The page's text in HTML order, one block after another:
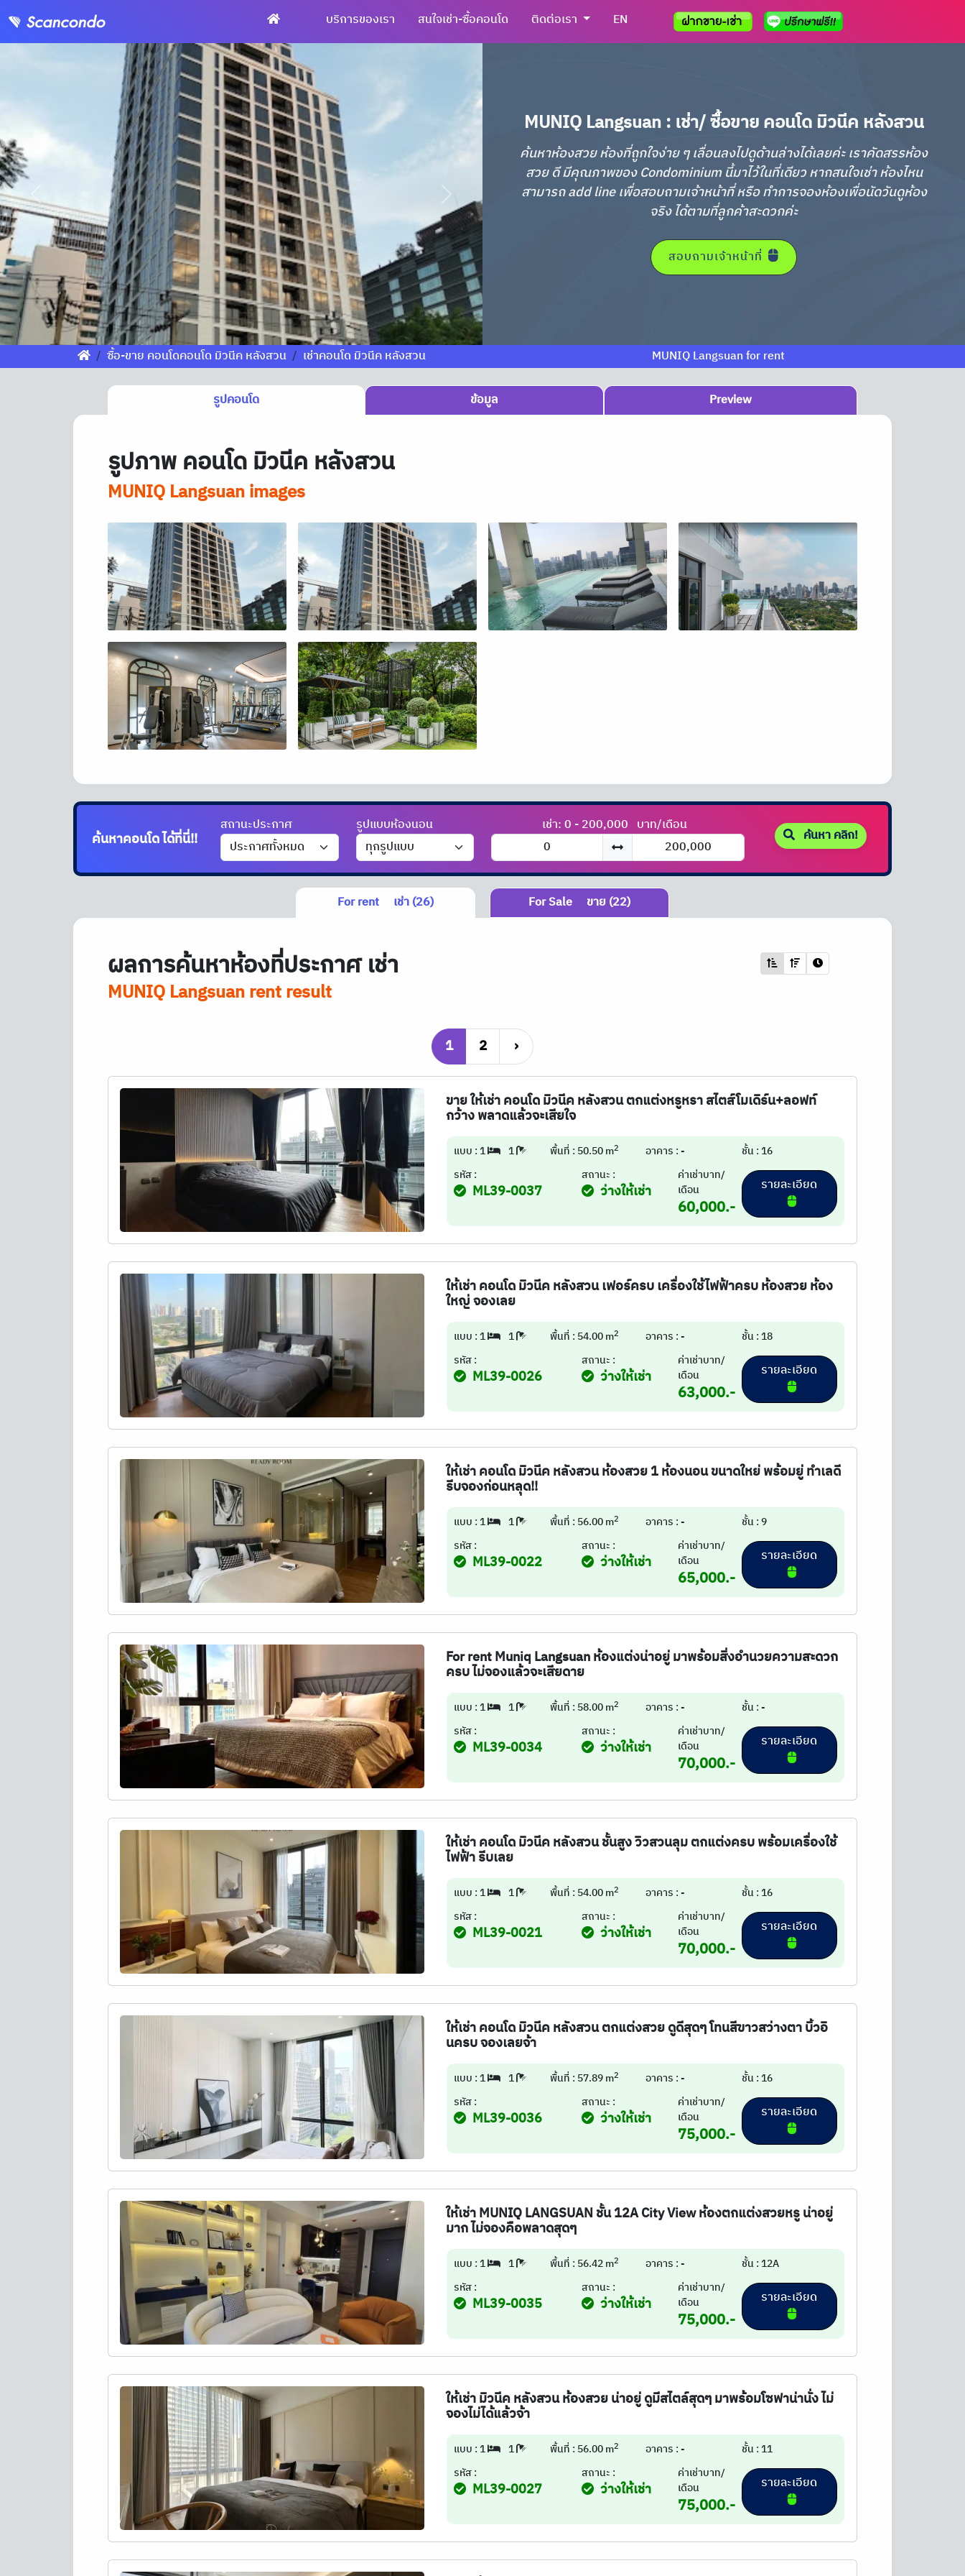
บริการของเรา สนใจเช่า-ซื้อคอนโด ติดต่อเรา EN
MUNIQ Langsuan : เช่า/ ซื้อขาย คอนโด มิวนีค หลังสวน
ค้นหาห้องสวย ห้องที่ถูกใจง่าย ๆ เลื่อนลงไปดูด้านล่างได้เลยค่ะ เราคัดสรรห้อง
สวย ดี มีคุณภาพของ Condominium นี้มาไว้ในที่เดียว หากสนใจเช่า ห้องไหน
สามารถ add line เพื่อสอบถามเจ้าหน้าที่ หรือ ทำการจองห้องเพื่อนัดวันดูห้อง
จริง ได้ตามที่ลูกค้าสะดวกค่ะ
สอบถามเจ้าหน้าที่
ซื้อ-ขาย คอนโดคอนโด มิวนีค หลังสวน เช่าคอนโด มิวนีค หลังสวน MUNIQ Langsuan for rent
รูปคอนโด ข้อมูล Preview
รูปภาพ คอนโด มิวนีค หลังสวน
MUNIQ Langsuan images
ค้นหาคอนโดได้ที่นี่!!
สถานะประกาศ รูปแบบห้องนอน เช่า: 0 - 200,000 บาท/เดือน
ค้นหา คลิก!
For rent เช่า (26) For Sale ขาย (22)
ผลการค้นหาห้องที่ประกาศ เช่า
MUNIQ Langsuan rent result
1 2 ›
ขาย ให้เช่า คอนโด มิวนีค หลังสวน ตกแต่งหรูหรา สไตส์โมเดิร์น+ลอฟท์
กว้าง พลาดแล้วจะเสียใจ
แบบ : 1 1 พื้นที่ : 50.50 m2 อาคาร : -
ชั้น : 16
รหัส :
ML39-0037
สถานะ :
ว่างให้เช่า
ค่าเช่าบาท/
เดือน
60,000.-
ให้เช่า คอนโด มิวนีค หลังสวน เฟอร์ครบ เครื่องใช้ไฟฟ้าครบ ห้องสวย ห้อง
ใหญ่ จองเลย
แบบ : 1 1 พื้นที่ : 54.00 m2 อาคาร : -
ชั้น : 18
รหัส :
ML39-0026
สถานะ :
ว่างให้เช่า
ค่าเช่าบาท/
เดือน
63,000.-
ให้เช่า คอนโด มิวนีค หลังสวน ห้องสวย 1 ห้องนอน ขนาดใหย่ พร้อมยู่ ทำเลดี
รีบจองก่อนหลุด!!
แบบ : 1 1 พื้นที่ : 56.00 m2 อาคาร : -
ชั้น : 9
รหัส :
ML39-0022
สถานะ :
ว่างให้เช่า
ค่าเช่าบาท/
เดือน
65,000.-
For rent Muniq Langsuan ห้องแต่งน่าอยู่ มาพร้อมสิ่งอำนวยความสะดวก
ครบ ไม่จองแล้วจะเสียดาย
แบบ : 1 1 พื้นที่ : 58.00 m2 อาคาร : -
ชั้น : -
รหัส :
ML39-0034
สถานะ :
ว่างให้เช่า
ค่าเช่าบาท/
เดือน
70,000.-
ให้เช่า คอนโด มิวนีค หลังสวน ชั้นสูง วิวสวนลุม ตกแต่งครบ พร้อมเครื่องใช้
ไฟฟ้า รีบเลย
แบบ : 1 1 พื้นที่ : 54.00 m2 อาคาร : -
ชั้น : 16
รหัส :
ML39-0021
สถานะ :
ว่างให้เช่า
ค่าเช่าบาท/
เดือน
70,000.-
ให้เช่า คอนโด มิวนีค หลังสวน ตกแต่งสวย ดูดีสุดๆ โทนสีขาวสว่างตา บิ้วอิ
นครบ จองเลยจ้า
แบบ : 1 1 พื้นที่ : 57.89 m2 อาคาร : -
ชั้น : 16
รหัส :
ML39-0036
สถานะ :
ว่างให้เช่า
ค่าเช่าบาท/
เดือน
75,000.-
ให้เช่า MUNIQ LANGSUAN ชั้น 12A City View ห้องตกแต่งสวยหรู น่าอยู่
มาก ไม่จองคือพลาดสุดๆ
แบบ : 1 1 พื้นที่ : 56.42 m2 อาคาร : -
ชั้น : 12A
รหัส :
ML39-0035
สถานะ :
ว่างให้เช่า
ค่าเช่าบาท/
เดือน
75,000.-
ให้เช่า มิวนีค หลังสวน ห้องสวย น่าอยู่ ดูมีสไตล์สุดๆ มาพร้อมโซฟาน่านั่ง ไม่
จองไม่ได้แล้วจ้า
แบบ : 1 1 พื้นที่ : 56.00 m2 อาคาร : -
ชั้น : 11
รหัส :
ML39-0027
สถานะ :
ว่างให้เช่า
ค่าเช่าบาท/
เดือน
75,000.-